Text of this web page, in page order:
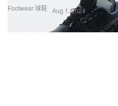
Footwear 球鞋 Aug 1, 2024